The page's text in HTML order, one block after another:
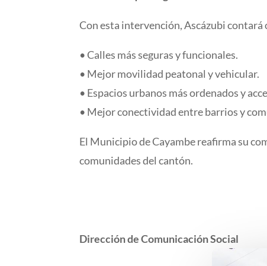
Con esta intervención, Ascázubi contará
• Calles más seguras y funcionales.
• Mejor movilidad peatonal y vehicular.
• Espacios urbanos más ordenados y
• Mejor conectividad entre barrios y
El Municipio de Cayambe reafirma su
comunidades del cantón.
Dirección de Comunicación Social